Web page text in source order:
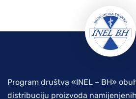
Program društva «INEL – BH»
distribuciju proizvoda